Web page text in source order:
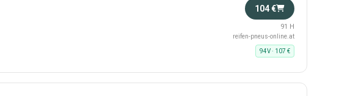
104 €
91 H
reifen-pneus-online.at
94V · 107 €